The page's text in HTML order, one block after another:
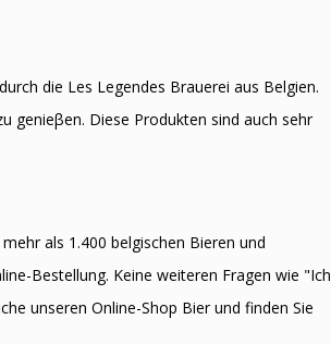
die Les Legendes Brauerei aus Belgien.
genieβen. Diese Produkten sind auch sehr
als 1.400 belgischen Bieren und
Bestellung. Keine weiteren Fragen wie "Ich
unseren Online-Shop Bier und finden Sie